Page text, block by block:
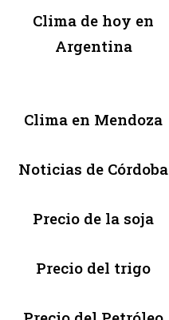
Clima de hoy en
Argentina
Clima en Mendoza
Noticias de Córdoba
Precio de la soja
Precio del trigo